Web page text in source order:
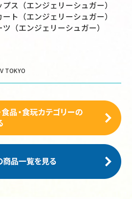
ス（エンジェリーシュガー）
ト（エンジェリーシュガー）
（エンジェリーシュガー）
TOKYO